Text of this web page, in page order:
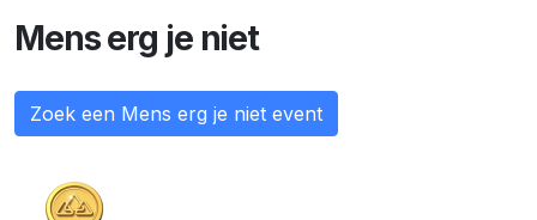
Mens erg je niet
Zoek een Mens erg je niet event